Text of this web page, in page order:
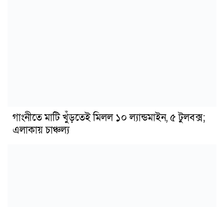
গাংনীতে মাটি খুঁড়তেই মিলল ১০ ল্যান্ডমাইন, ৫ টুলবক্স;
এলাকায় চাঞ্চল্য